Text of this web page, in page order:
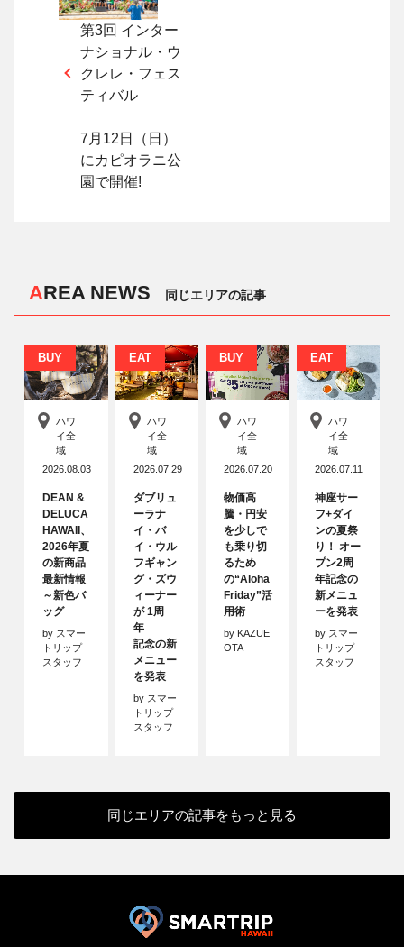
第3回 インター
ナショナル・ウ
クレレ・フェス
ティバル
7月12日（日）
にカピオラニ公
園で開催!
AREA NEWS 同じエリアの記事
BUY
ハワ
イ全
域
2026.08.03
DEAN &
DELUCA
HAWAII、
2026年夏
の新商品
最新情報
～新色バ
ッグ
by スマー
トリップ
スタッフ
EAT
ハワ
イ全
域
2026.07.29
ダブリュ
ーラナ
イ・バ
イ・ウル
フギャン
グ・ズウ
ィーナー
が 1周
年
記念の新
メニュー
を発表
by スマー
トリップ
スタッフ
BUY
ハワ
イ全
域
2026.07.20
物価高
騰・円安
を少しで
も乗り切
るため
の“Aloha
Friday”活
用術
by KAZUE
OTA
EAT
ハワ
イ全
域
2026.07.11
神座サー
フ+ダイ
ンの夏祭
り！ オー
プン2周
年記念の
新メニュ
ーを発表
by スマー
トリップ
スタッフ
同じエリアの記事をもっと見る